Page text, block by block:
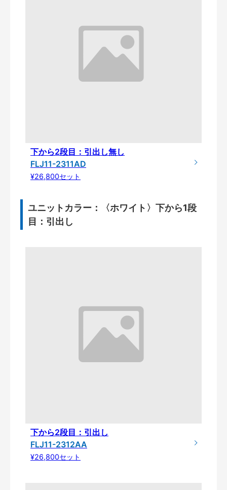
下から2段目：引出し無し
FLJ11-2311AD
¥26,800セット
ユニットカラー：〈ホワイト〉下から1段
目：引出し
下から2段目：引出し
FLJ11-2312AA
¥26,800セット